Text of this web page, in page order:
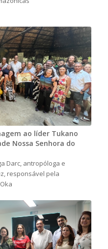
ao líder Tukano
Nossa Senhora do
Darc, antropóloga e
responsável pela